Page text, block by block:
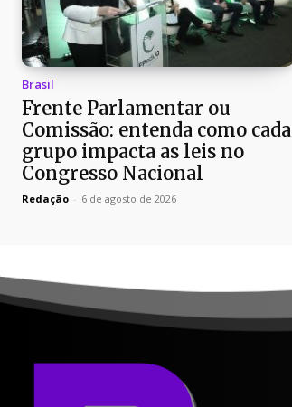
Brasil
Frente Parlamentar ou
Comissão: entenda como cada
grupo impacta as leis no
Congresso Nacional
Redação - 6 de agosto de 2026